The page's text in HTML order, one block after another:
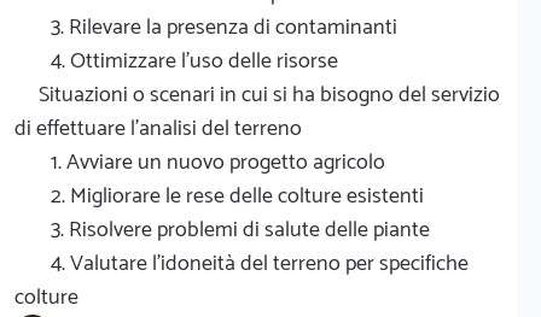
3. Rilevare la presenza di contaminanti
4. Ottimizzare l'uso delle risorse
Situazioni o scenari in cui si ha bisogno del servizio
di effettuare l'analisi del terreno
1. Avviare un nuovo progetto agricolo
2. Migliorare le rese delle colture esistenti
3. Risolvere problemi di salute delle piante
4. Valutare l'idoneità del terreno per specifiche
colture